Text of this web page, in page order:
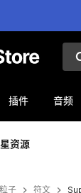
插件 音频
资源
粒子 符文